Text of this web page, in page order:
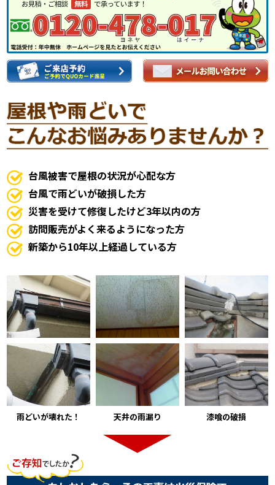
見積もりシミュレーション
台風被害で屋根の状況が心配な方
台風で雨どいが破損した方
災害を受けて修復したけど3年以内の方
訪問販売がよく来るようになった方
新築から10年以上経過している方
雨どいが壊れた！ 天井の雨漏り 漆喰の破損